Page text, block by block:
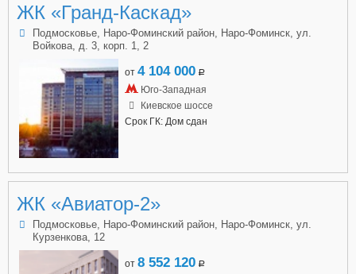
ЖК «Гранд-Каскад»
Подмосковье, Наро-Фоминский район, Наро-Фоминск, ул.
Войкова, д. 3, корп. 1, 2
от 4 104 000 a
Юго-Западная
Киевское шоссе
Срок ГК: Дом сдан
ЖК «Авиатор-2»
Подмосковье, Наро-Фоминский район, Наро-Фоминск, ул.
Курзенкова, 12
от 8 552 120 a